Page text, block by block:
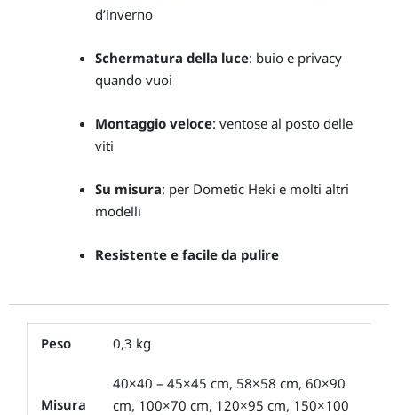
d’inverno
Schermatura della luce: buio e privacy
quando vuoi
Montaggio veloce: ventose al posto delle
viti
Su misura: per Dometic Heki e molti altri
modelli
Resistente e facile da pulire
Peso 0,3 kg
Misura
40×40 – 45×45 cm, 58×58 cm, 60×90
cm, 100×70 cm, 120×95 cm, 150×100